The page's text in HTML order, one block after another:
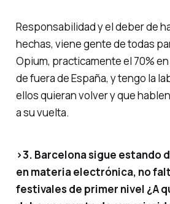
Responsabilidad y el deber de
hechas, viene gente de todas
Opium, practicamente el 70%
de fuera de España, y tengo la
ellos quieran volver y que
a su vuelta.
>3. Barcelona sigue estando
en materia electrónica, no
festivales de primer nivel ¿A